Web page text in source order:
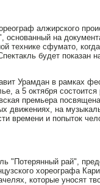
алжирского
основанный на
технике сфумато,
будет показан
Урамдан в рамках
а 5 октября состоится
премьера
движениях, на
времени и попыток
"Потерянный рай",
хореографа
которые уносят